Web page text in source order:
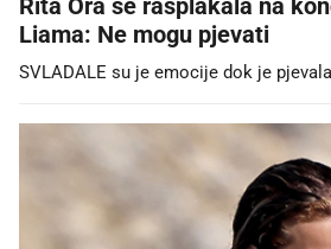
Liama: Ne mogu pjevati
SVLADALE su je emocije dok je